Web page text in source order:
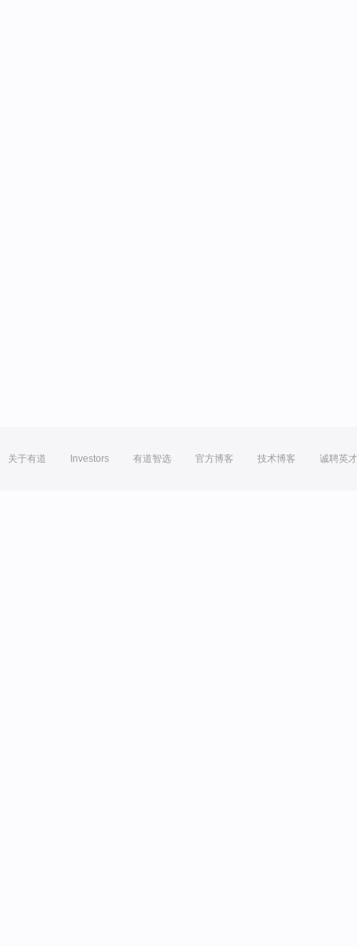
关于有道 Investors 有道智选 官方博客 技术博客 诚聘英才